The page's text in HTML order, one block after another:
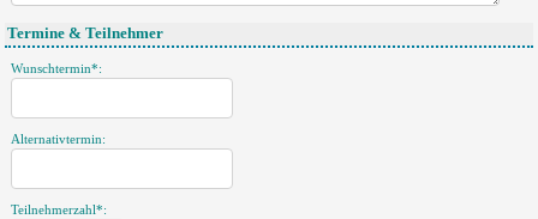
Termine & Teilnehmer
Wunschtermin*:
Alternativtermin:
Teilnehmerzahl*: